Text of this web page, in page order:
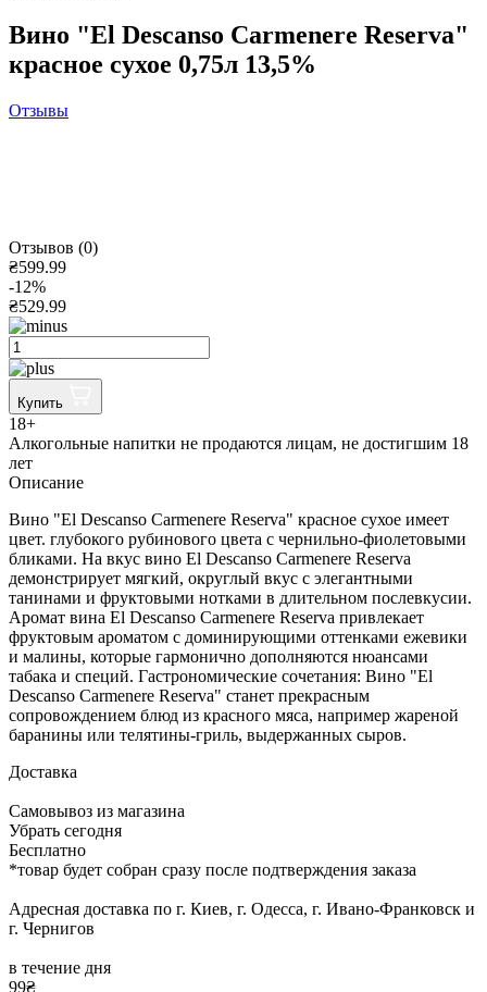
Вино "El Descanso Carmenere Reserva"
красное сухое 0,75л 13,5%
Отзывы
Отзывов (0)
₴599.99
-12%
₴529.99
Купить
18+
Алкогольные напитки не продаются лицам, не достигшим 18
лет
Описание
Вино "El Descanso Carmenere Reserva" красное сухое имеет
цвет. глубокого рубинового цвета с чернильно-фиолетовыми
бликами. На вкус вино El Descanso Carmenere Reserva
демонстрирует мягкий, округлый вкус с элегантными
танинами и фруктовыми нотками в длительном послевкусии.
Аромат вина El Descanso Carmenere Reserva привлекает
фруктовым ароматом с доминирующими оттенками ежевики
и малины, которые гармонично дополняются нюансами
табака и специй. Гастрономические сочетания: Вино "El
Descanso Carmenere Reserva" станет прекрасным
сопровождением блюд из красного мяса, например жареной
баранины или телятины-гриль, выдержанных сыров.
Доставка
Самовывоз из магазина
Убрать сегодня
Бесплатно
*товар будет собран сразу после подтверждения заказа
Адресная доставка по г. Киев, г. Одесса, г. Ивано-Франковск и
г. Чернигов
в течение дня
99₴